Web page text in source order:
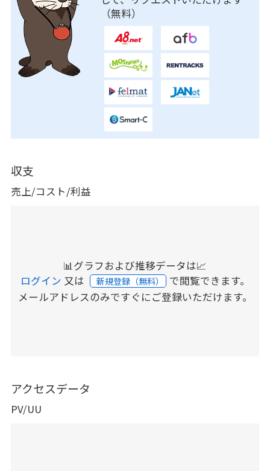
（無料）
収支
売上/コスト/利益
📊グラフおよび推移データは📈
ログイン 又は 新規登録（無料） で閲覧できます。
メールアドレスのみですぐにご登録いただけます。
アクセスデータ
PV/UU